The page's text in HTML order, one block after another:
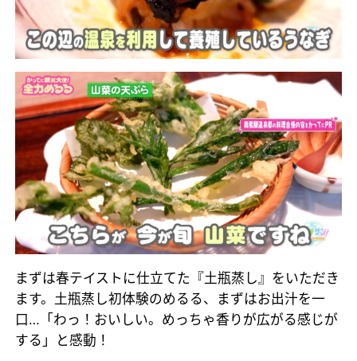
まずは春テイストに仕立てた『土瓶蒸し』をいただき
ます。土瓶蒸し初体験のめるる、まずはお出汁を一
口…「わっ！おいしい。めっちゃ香りが広がる感じが
する」と感動！